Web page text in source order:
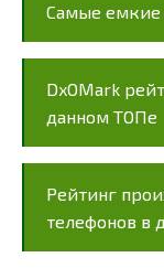
Самые емкие
DxOMark
данном ТОПе
Рейтинг
телефонов в